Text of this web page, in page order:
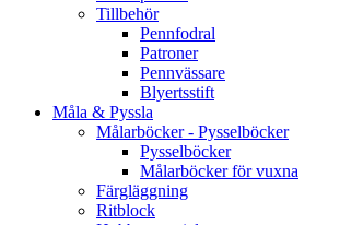
Tillbehör
Pennfodral
Patroner
Pennvässare
Blyertsstift
Måla & Pyssla
Målarböcker - Pysselböcker
Pysselböcker
Målarböcker för vuxna
Färgläggning
Ritblock